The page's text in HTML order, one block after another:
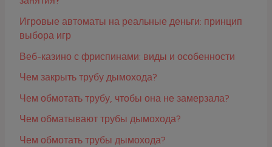
Игровые автоматы на реальные деньги: принцип
выбора игр
Веб-казино с фриспинами: виды и особенности
Чем закрыть трубу дымохода?
Чем обмотать трубу, чтобы она не замерзала?
Чем обматывают трубы дымохода?
Чем обмотать трубы дымохода?